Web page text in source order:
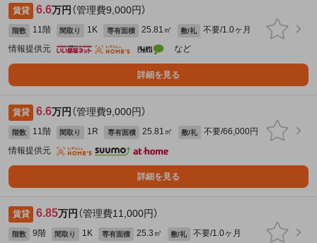
賃貸 6.6万円 （管理費9,000円）
階数 11階 間取り 1K 専有面積 25.81㎡ 敷/礼
不要/1.0ヶ月
情報提供元
など
詳細を見る
賃貸 6.6万円 （管理費9,000円）
階数 11階 間取り 1R 専有面積 25.81㎡ 敷/礼
不要/66,000円
情報提供元
詳細を見る
賃貸 6.85万円 （管理費11,000円）
階数 9階 間取り 1K 専有面積 25.3㎡ 敷/礼
不要/1.0ヶ月